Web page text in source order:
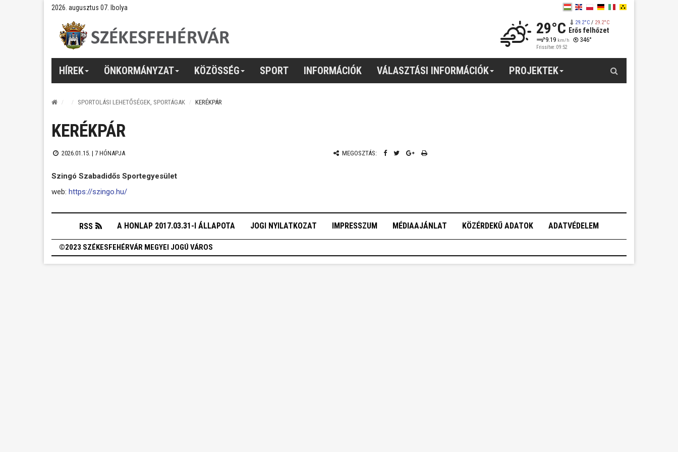
2026. augusztus 07. Ibolya
29°C 29.2°C/ 29.2°C
Erős felhőzet
9.19 km/h 346°
Frissítve: 09:52
HÍREK ÖNKORMÁNYZAT KÖZÖSSÉG SPORT INFORMÁCIÓK VÁLASZTÁSI INFORMÁCIÓK PROJEKTEK
SPORTOLÁSI LEHETŐSÉGEK, SPORTÁGAK KERÉKPÁR
KERÉKPÁR
2026.01.15. | 7 HÓNAPJA MEGOSZTÁS:
Szingó Szabadidős Sportegyesület
web: https://szingo.hu/
RSS A HONLAP 2017.03.31-I ÁLLAPOTA JOGI NYILATKOZAT IMPRESSZUM MÉDIAAJÁNLAT KÖZÉRDEKŰ ADATOK ADATVÉDELEM
©2023 SZÉKESFEHÉRVÁR MEGYEI JOGÚ VÁROS